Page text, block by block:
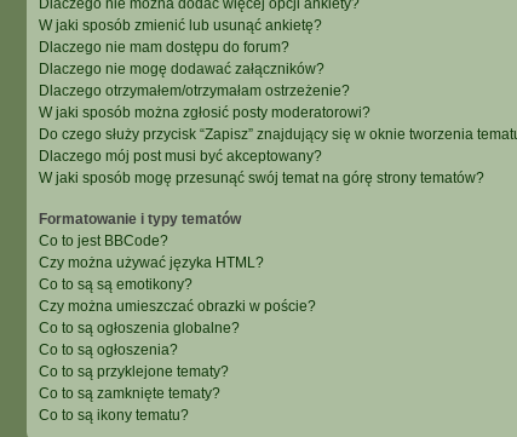
Dlaczego nie można dodać więcej opcji ankiety?
W jaki sposób zmienić lub usunąć ankietę?
Dlaczego nie mam dostępu do forum?
Dlaczego nie mogę dodawać załączników?
Dlaczego otrzymałem/otrzymałam ostrzeżenie?
W jaki sposób można zgłosić posty moderatorowi?
Do czego służy przycisk “Zapisz” znajdujący się w oknie tworzenia
Dlaczego mój post musi być akceptowany?
W jaki sposób mogę przesunąć swój temat na górę strony tematów?
Formatowanie i typy tematów
Co to jest BBCode?
Czy można używać języka HTML?
Co to są są emotikony?
Czy można umieszczać obrazki w poście?
Co to są ogłoszenia globalne?
Co to są ogłoszenia?
Co to są przyklejone tematy?
Co to są zamknięte tematy?
Co to są ikony tematu?